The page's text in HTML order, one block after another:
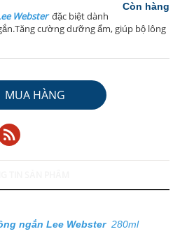
Còn hàng
Websterđặc biệt dành
cường dưỡng ẩm, giúp bộ lông
MUA HÀNG
ngắn Lee Webster 280ml